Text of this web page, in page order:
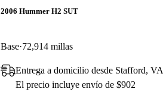
2006 Hummer H2 SUT
Base 72,914 millas
Entrega a domicilio desde Stafford, VA
El precio incluye envío de $902